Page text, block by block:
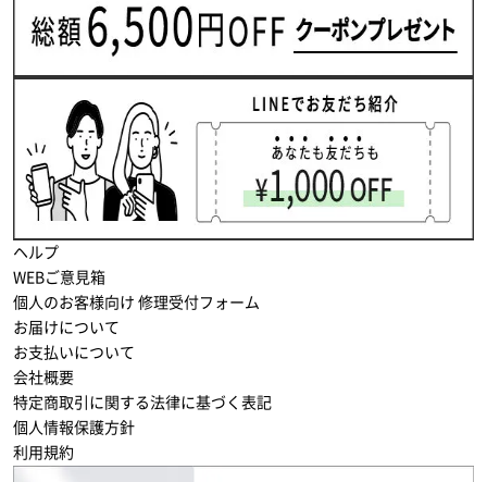
ヘルプ
WEBご意見箱
個人のお客様向け 修理受付フォーム
お届けについて
お支払いについて
会社概要
特定商取引に関する法律に基づく表記
個人情報保護方針
利用規約